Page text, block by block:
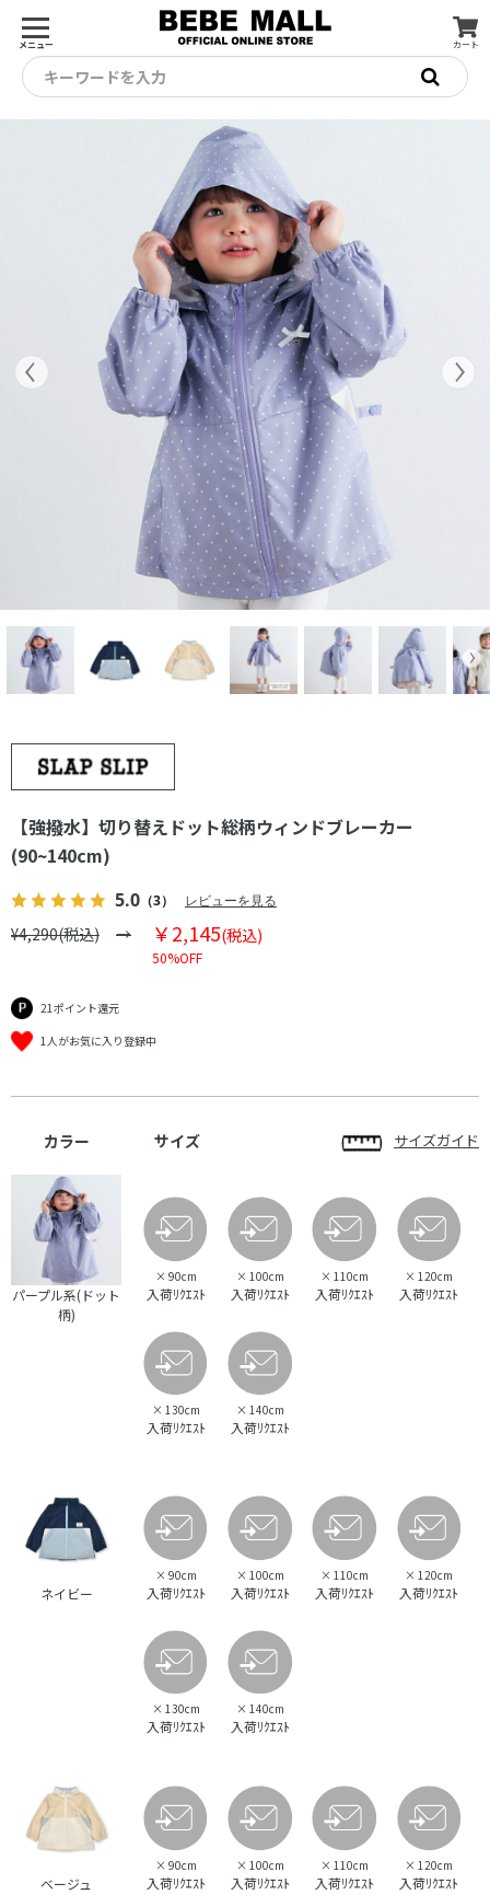
メニュー カート
キーワードを入力
【強撥水】切り替えドット総柄ウィンドブレーカー
(90~140cm)
5.0 （3） レビューを見る
¥4,290(税込) ￥2,145(税込)
50%OFF
21ポイント還元
1人がお気に入り登録中
カラー サイズ サイズガイド
パープル系(ドット
柄)
× 90cm
入荷ﾘｸｴｽﾄ
× 100cm
入荷ﾘｸｴｽﾄ
× 110cm
入荷ﾘｸｴｽﾄ
× 120cm
入荷ﾘｸｴｽﾄ
× 130cm
入荷ﾘｸｴｽﾄ
× 140cm
入荷ﾘｸｴｽﾄ
ネイビー
× 90cm
入荷ﾘｸｴｽﾄ
× 100cm
入荷ﾘｸｴｽﾄ
× 110cm
入荷ﾘｸｴｽﾄ
× 120cm
入荷ﾘｸｴｽﾄ
× 130cm
入荷ﾘｸｴｽﾄ
× 140cm
入荷ﾘｸｴｽﾄ
ベージュ
× 90cm
入荷ﾘｸｴｽﾄ
× 100cm
入荷ﾘｸｴｽﾄ
× 110cm
入荷ﾘｸｴｽﾄ
× 120cm
入荷ﾘｸｴｽﾄ